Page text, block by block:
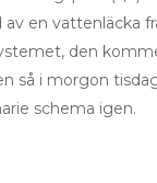
av en vattenläcka
den
så i morgon
schema igen.